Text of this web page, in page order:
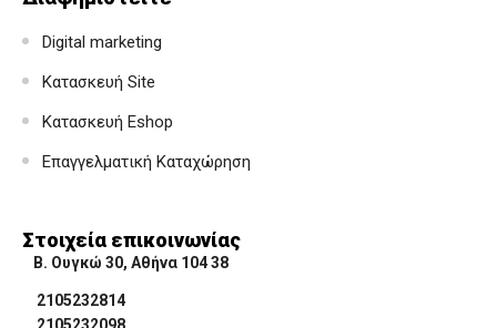
Digital marketing
Κατασκευή Site
Κατασκευή Eshop
Επαγγελματική Καταχώρηση
Στοιχεία επικοινωνίας
Β. Ουγκώ 30, Αθήνα 104 38
2105232814
2105232098